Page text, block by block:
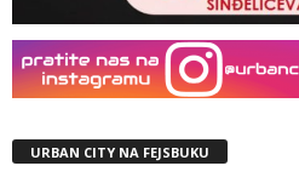
URBAN CITY NA FEJSBUKU